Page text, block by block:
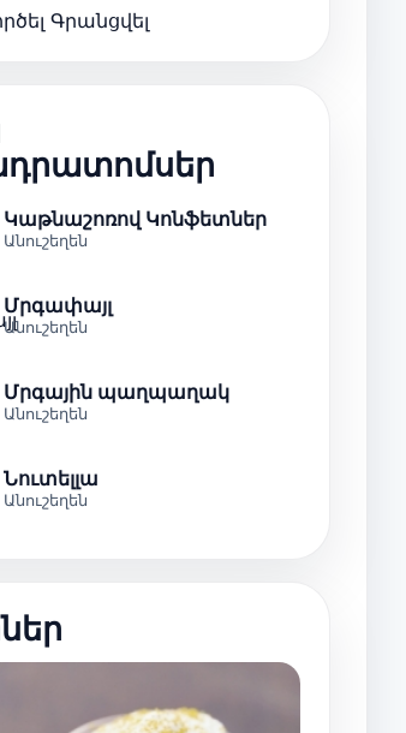
Գրանցվել
Կաթնաշոռով Կոնֆետներ
Անուշեղեն
Մրգափայլ
Անուշեղեն
Մրգային պաղպաղակ
Անուշեղեն
Նուտելլա
Անուշեղեն